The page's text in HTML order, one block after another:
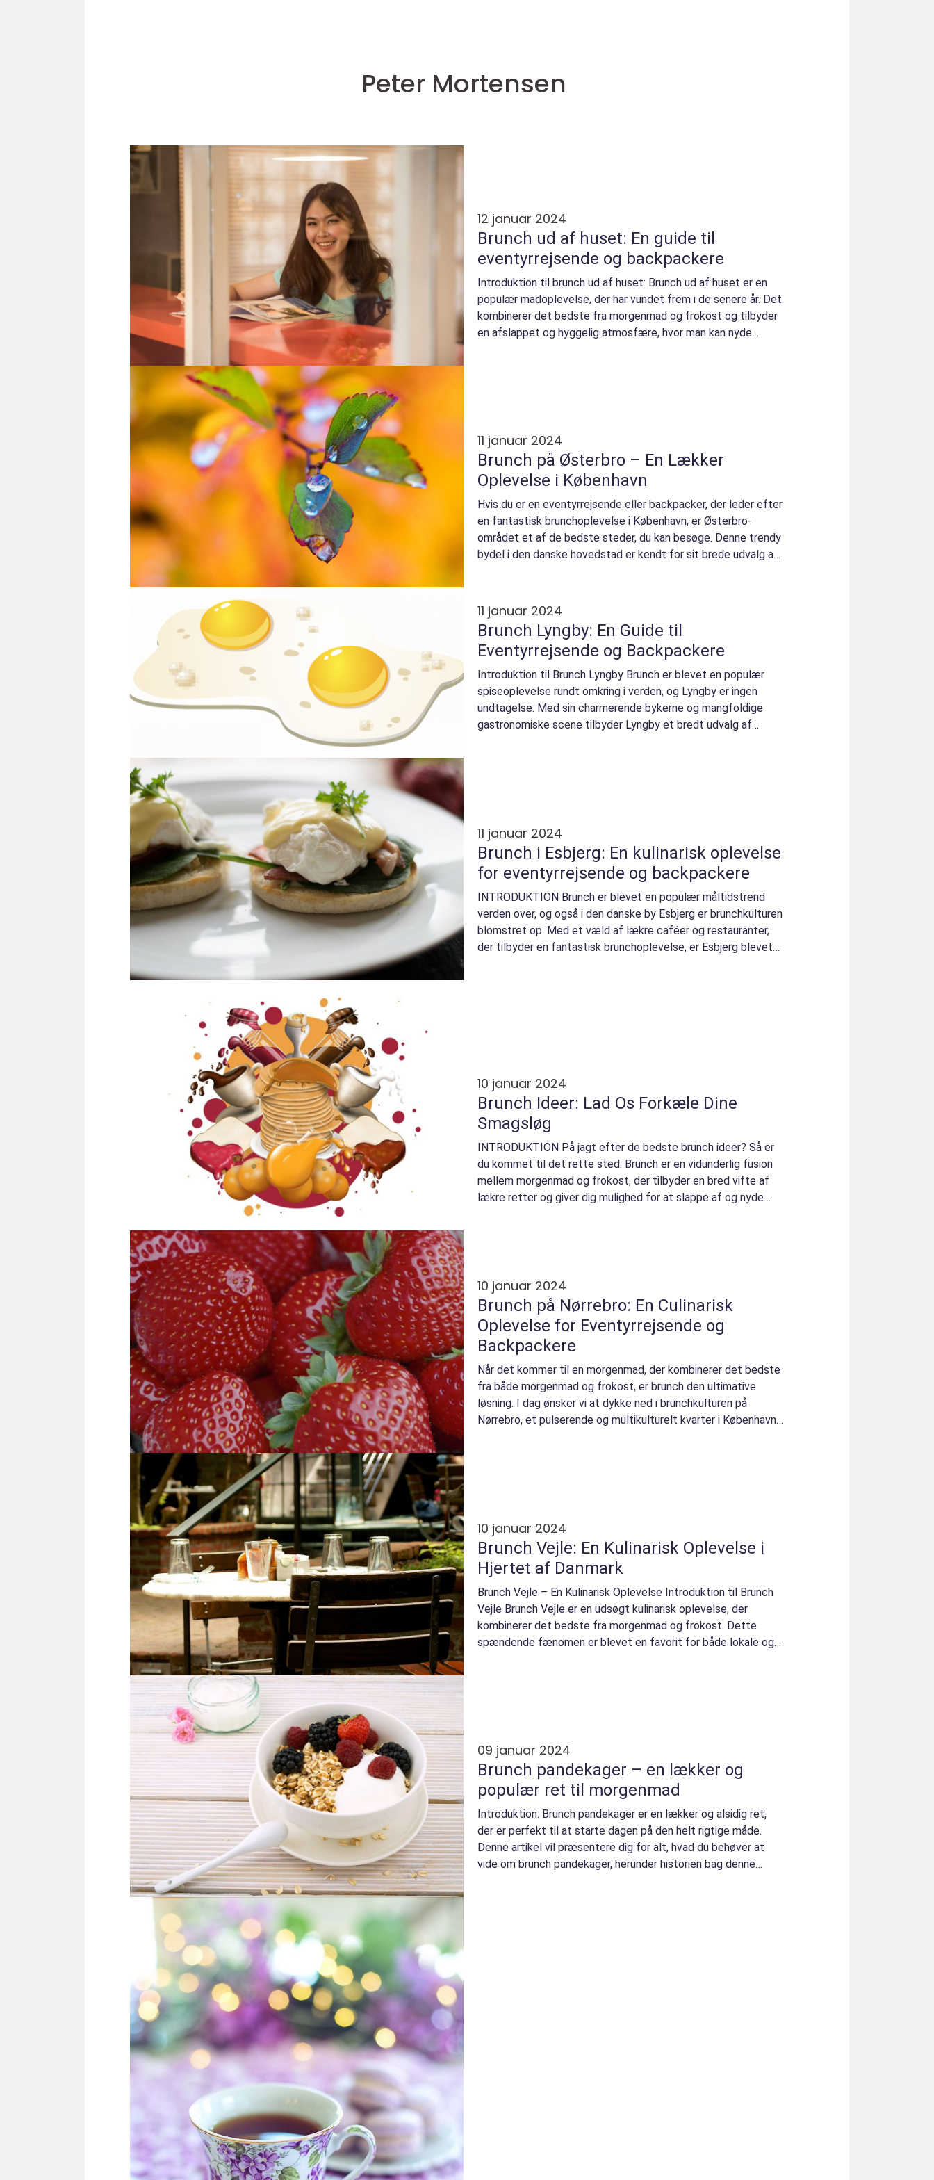
Peter Mortensen
12 januar 2024
Brunch ud af huset: En guide til
eventyrrejsende og backpackere
Introduktion til brunch ud af huset: Brunch ud af huset er en
populær madoplevelse, der har vundet frem i de senere år. Det
kombinerer det bedste fra morgenmad og frokost og tilbyder
en afslappet og hyggelig atmosfære, hvor man kan nyde
11 januar 2024
Brunch på Østerbro – En Lækker
Oplevelse i København
Hvis du er en eventyrrejsende eller backpacker, der leder efter
en fantastisk brunchoplevelse i København, er Østerbro-
området et af de bedste steder, du kan besøge. Denne trendy
bydel i den danske hovedstad er kendt for sit brede udvalg af
11 januar 2024
Brunch Lyngby: En Guide til
Eventyrrejsende og Backpackere
Introduktion til Brunch Lyngby Brunch er blevet en populær
spiseoplevelse rundt omkring i verden, og Lyngby er ingen
undtagelse. Med sin charmerende bykerne og mangfoldige
gastronomiske scene tilbyder Lyngby et bredt udvalg af
11 januar 2024
Brunch i Esbjerg: En kulinarisk oplevelse
for eventyrrejsende og backpackere
INTRODUKTION Brunch er blevet en populær måltidstrend
verden over, og også i den danske by Esbjerg er brunchkulturen
blomstret op. Med et væld af lækre caféer og restauranter,
der tilbyder en fantastisk brunchoplevelse, er Esbjerg blevet
10 januar 2024
Brunch Ideer: Lad Os Forkæle Dine
Smagsløg
INTRODUKTION På jagt efter de bedste brunch ideer? Så er
du kommet til det rette sted. Brunch er en vidunderlig fusion
mellem morgenmad og frokost, der tilbyder en bred vifte af
lækre retter og giver dig mulighed for at slappe af og nyde
10 januar 2024
Brunch på Nørrebro: En Culinarisk
Oplevelse for Eventyrrejsende og
Backpackere
Når det kommer til en morgenmad, der kombinerer det bedste
fra både morgenmad og frokost, er brunch den ultimative
løsning. I dag ønsker vi at dykke ned i brunchkulturen på
Nørrebro, et pulserende og multikulturelt kvarter i København.
10 januar 2024
Brunch Vejle: En Kulinarisk Oplevelse i
Hjertet af Danmark
Brunch Vejle – En Kulinarisk Oplevelse Introduktion til Brunch
Vejle Brunch Vejle er en udsøgt kulinarisk oplevelse, der
kombinerer det bedste fra morgenmad og frokost. Dette
spændende fænomen er blevet en favorit for både lokale og
09 januar 2024
Brunch pandekager – en lækker og
populær ret til morgenmad
Introduktion: Brunch pandekager er en lækker og alsidig ret,
der er perfekt til at starte dagen på den helt rigtige måde.
Denne artikel vil præsentere dig for alt, hvad du behøver at
vide om brunch pandekager, herunder historien bag denne